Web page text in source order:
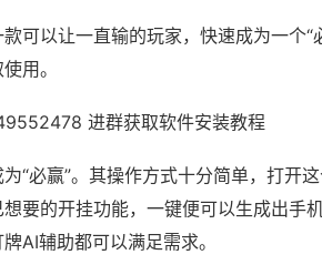
可以让一直输的玩家，快速成为一个“
用。
进群获取软件安装教程
“必赢”。其操作方式十分简单，打开
要的开挂功能，一键便可以生成出手
AI辅助都可以满足需求。